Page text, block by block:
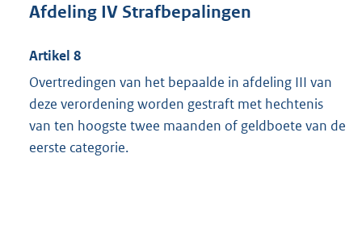
Afdeling IV Strafbepalingen
Artikel 8
Overtredingen van het bepaalde in afdeling III van
deze verordening worden gestraft met hechtenis
van ten hoogste twee maanden of geldboete van de
eerste categorie.